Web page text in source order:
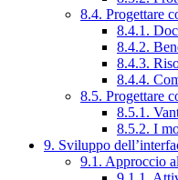
8.4. Progettare
8.4.1.
8.4.2.
8.4.3.
8.4.4.
8.5. Progettare
8.5.1.
8.5.2. I
9. Sviluppo
9.1. Approccio